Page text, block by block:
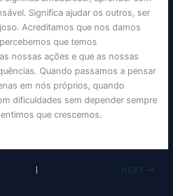
Significa ajudar os outros, ser
Acreditamos que nos damos
que temos
nossas ações e que as nossas
Quando passamos a pensar
em nós próprios, quando
dificuldades sem depender sempre
que crescemos.
NEXT